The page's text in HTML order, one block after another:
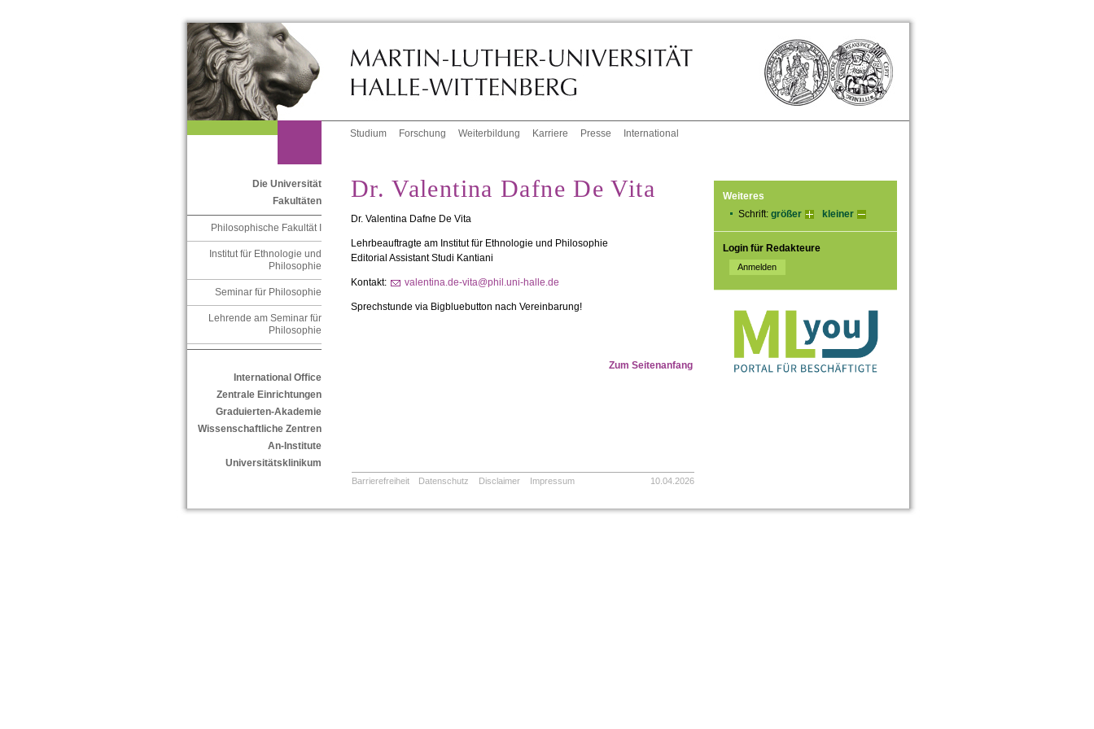
Studium Forschung Weiterbildung Karriere Presse International
Die Universität
Fakultäten
Philosophische Fakultät I
Institut für Ethnologie und
Philosophie
Seminar für Philosophie
Lehrende am Seminar für
Philosophie
International Office
Zentrale Einrichtungen
Graduierten-Akademie
Wissenschaftliche Zentren
An-Institute
Universitätsklinikum
Weiteres
Schrift: größer kleiner
Login für Redakteure
Dr. Valentina Dafne De Vita
Dr. Valentina Dafne De Vita
Lehrbeauftragte am Institut für Ethnologie und Philosophie
Editorial Assistant Studi Kantiani
Kontakt: valentina.de-vita@phil.uni-halle.de
Sprechstunde via Bigbluebutton nach Vereinbarung!
Zum Seitenanfang
Barrierefreiheit Datenschutz Disclaimer Impressum 10.04.2026